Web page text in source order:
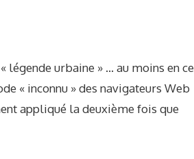
légende urbaine » … au moins en ce
« inconnu » des navigateurs Web
appliqué la deuxième fois que